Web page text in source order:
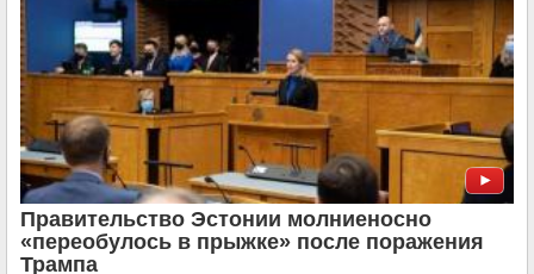
Правительство Эстонии молниеносно
«переобулось в прыжке» после поражения
Трампа